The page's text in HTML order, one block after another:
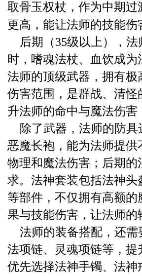
取骨玉权杖，作为中期
更高，能让法师的技能伤
后期（35级以上），
时，嗜魂法杖、血饮成
法师的顶级武器，拥有
伤害范围，是群战、清
升法师的命中与魔法伤害
除了武器，法师的防
恶魔长袍，能为法师提
物理和魔法伤害；后期
求。法神套装包括法神
等部件，不仅拥有高额
果与技能伤害，让法师
法师的装备搭配，还
法项链、灵魂项链等，
优先选择法神手镯、法